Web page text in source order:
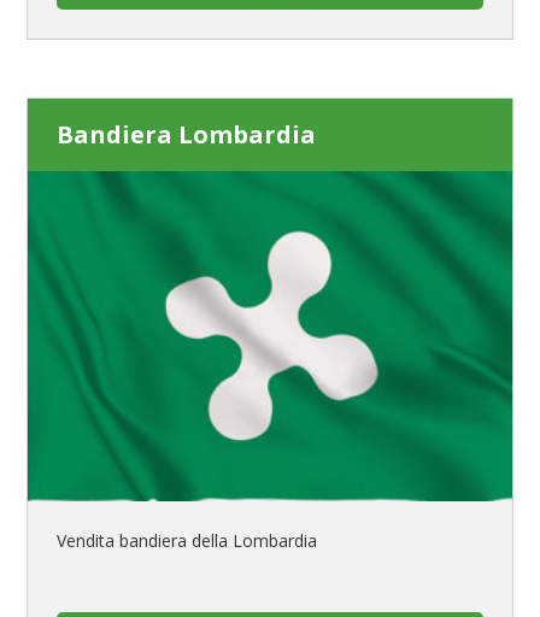
Bandiera Lombardia
Vendita bandiera della Lombardia